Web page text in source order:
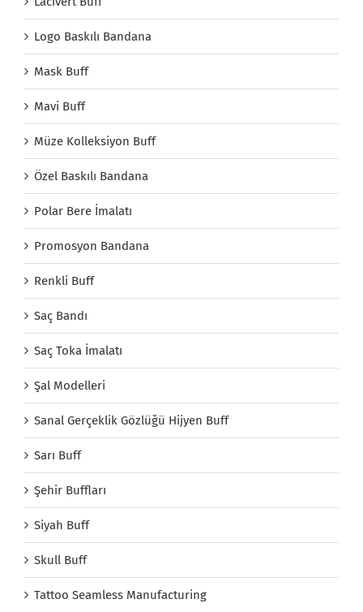
Logo Baskılı Bandana
Mask Buff
Mavi Buff
Müze Kolleksiyon Buff
Özel Baskılı Bandana
Polar Bere İmalatı
Promosyon Bandana
Renkli Buff
Saç Bandı
Saç Toka İmalatı
Şal Modelleri
Sanal Gerçeklik Gözlüğü Hijyen Buff
Sarı Buff
Şehir Buffları
Siyah Buff
Skull Buff
Tattoo Seamless Manufacturing